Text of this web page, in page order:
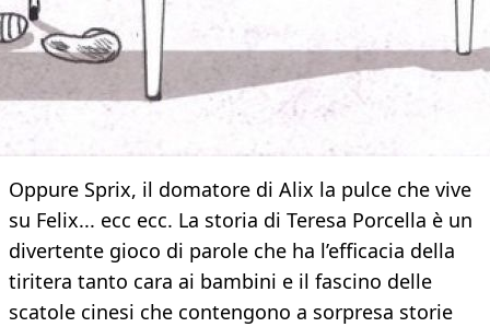
Oppure Sprix, il domatore di Alix la pulce che vive
su Felix... ecc ecc. La storia di Teresa Porcella è un
divertente gioco di parole che ha l’efficacia della
tiritera tanto cara ai bambini e il fascino delle
scatole cinesi che contengono a sorpresa storie